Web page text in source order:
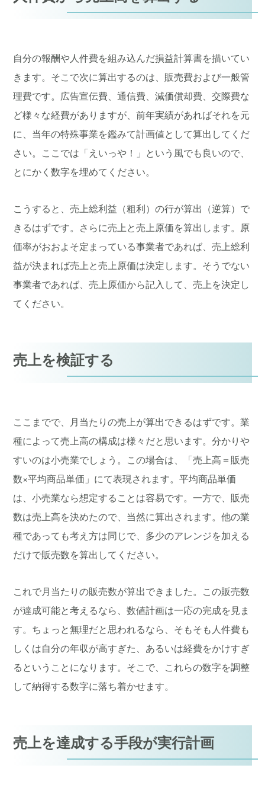
自分の報酬や人件費を組み込んだ損益計算書を描いてい
きます。そこで次に算出するのは、販売費および一般管
理費です。広告宣伝費、通信費、減価償却費、交際費な
ど様々な経費がありますが、前年実績があればそれを元
に、当年の特殊事業を鑑みて計画値として算出してくだ
さい。ここでは「えいっや！」という風でも良いので、
とにかく数字を埋めてください。
こうすると、売上総利益（粗利）の行が算出（逆算）で
きるはずです。さらに売上と売上原価を算出します。原
価率がおおよそ定まっている事業者であれば、売上総利
益が決まれば売上と売上原価は決定します。そうでない
事業者であれば、売上原価から記入して、売上を決定し
てください。
売上を検証する
ここまでで、月当たりの売上が算出できるはずです。業
種によって売上高の構成は様々だと思います。分かりや
すいのは小売業でしょう。この場合は、「売上高＝販売
数×平均商品単価」にて表現されます。平均商品単価
は、小売業なら想定することは容易です。一方で、販売
数は売上高を決めたので、当然に算出されます。他の業
種であっても考え方は同じで、多少のアレンジを加える
だけで販売数を算出してください。
これで月当たりの販売数が算出できました。この販売数
が達成可能と考えるなら、数値計画は一応の完成を見ま
す。ちょっと無理だと思われるなら、そもそも人件費も
しくは自分の年収が高すぎた、あるいは経費をかけすぎ
るということになります。そこで、これらの数字を調整
して納得する数字に落ち着かせます。
売上を達成する手段が実行計画